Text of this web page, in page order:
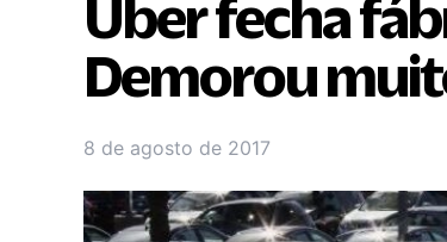
Uber fecha
Demorou
8 de agosto de 2017